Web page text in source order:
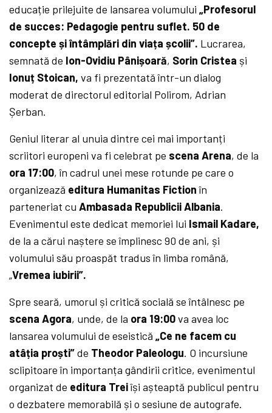
educație prilejuite de lansarea volumului„Profesorul
de succes: Pedagogie pentru suflet. 50 de
concepte și întâmplări din viața școlii”. Lucrarea,
semnată de Ion-Ovidiu Pânișoară, Sorin Cristea și
Ionuț Stoican, va fi prezentată într-un dialog
moderat de directorul editorial Polirom, Adrian
Șerban.
Geniul literar al unuia dintre cei mai importanți
scriitori europeni va fi celebrat pe scena Arena, de la
ora 17:00, în cadrul unei mese rotunde pe care o
organizează editura Humanitas Fictionîn
parteneriat cuAmbasada Republicii Albania.
Evenimentul este dedicat memoriei lui Ismail Kadare,
de la a cărui naștere se împlinesc 90 de ani, și
volumului său proaspăt tradus în limba română,
„Vremea iubirii”.
Spre seară, umorul și critică socială se întâlnesc pe
scena Agora, unde, de la ora 19:00va avea loc
lansarea volumului de eseistică„Ce ne facem cu
atâția proști”de Theodor Paleologu. O incursiune
sclipitoare în importanța gândirii critice, evenimentul
organizat de editura Treiîși așteaptă publicul pentru
o dezbatere memorabilă și o sesiune de autografe.